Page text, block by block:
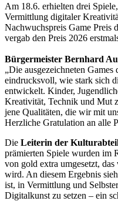
Am 18.6. erhielten drei
Vermittlung digitaler
Nachwuchspreis Game Preis
vergab den Preis 2026
Bürgermeister Bernhard
„Die ausgezeichneten
eindrucksvoll, wie stark sich
entwickelt. Kinder,
Kreativität, Technik und Mut
jene Qualitäten, die wir mit
Herzliche Gratulation an alle
Die Leiterin der
prämierten Spiele wurden im
von gold extra umgesetzt,
wird. An diesem Ergebnis
ist, in Vermittlung und
Digitalkunst zu setzen – ein